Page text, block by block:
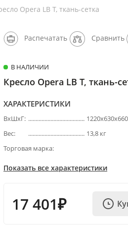
Opera LB T, ткань-сетка
Распечатать Сравнить
В НАЛИЧИИ
Кресло Opera LB T, ткань-
ХАРАКТЕРИСТИКИ
ВхШхГ:
Вес:
13,8 кг
Торговая марка:
Показать все характеристики
17 401₽